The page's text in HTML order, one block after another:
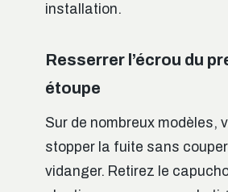
installation.
Resserrer l’écrou du
étoupe
Sur de nombreux modèles,
stopper la fuite sans couper
vidanger. Retirez le